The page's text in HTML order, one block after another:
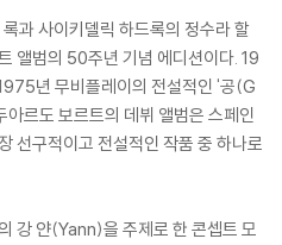
과 사이키델릭 하드록의 정수라 할
앨범의 50주년 기념 에디션이다. 19
년 무비플레이의 전설적인 '공(G
르도 보르트의 데뷔 앨범은 스페인
선구적이고 전설적인 작품 중 하나로
강 얀(Yann)을 주제로 한 콘셉트 모